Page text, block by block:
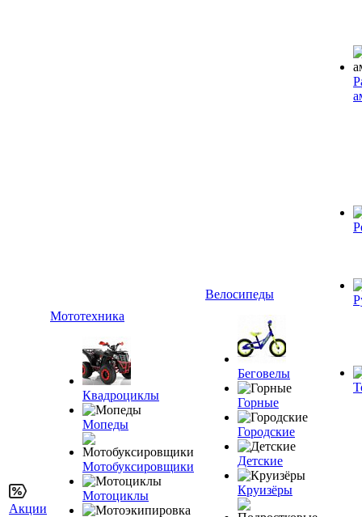
Акции
Мототехника
Квадроциклы
Мопеды
Мотобуксировщики
Мотоциклы
Велосипеды
Беговелы
Горные
Городские
Детские
Круизёры